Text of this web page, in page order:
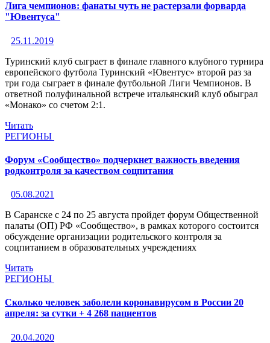
Лига чемпионов: фанаты чуть не растерзали форварда
"Ювентуса"
25.11.2019
Туринский клуб сыграет в финале главного клубного турнира
европейского футбола Туринский «Ювентус» второй раз за
три года сыграет в финале футбольной Лиги Чемпионов. В
ответной полуфинальной встрече итальянский клуб обыграл
«Монако» со счетом 2:1.
Читать
РЕГИОНЫ
Форум «Сообщество» подчеркнет важность введения
родконтроля за качеством соцпитания
05.08.2021
В Саранске с 24 по 25 августа пройдет форум Общественной
палаты (ОП) РФ «Сообщество», в рамках которого состоится
обсуждение организации родительского контроля за
соцпитанием в образовательных учреждениях
Читать
РЕГИОНЫ
Сколько человек заболели коронавирусом в России 20
апреля: за сутки + 4 268 пациентов
20.04.2020